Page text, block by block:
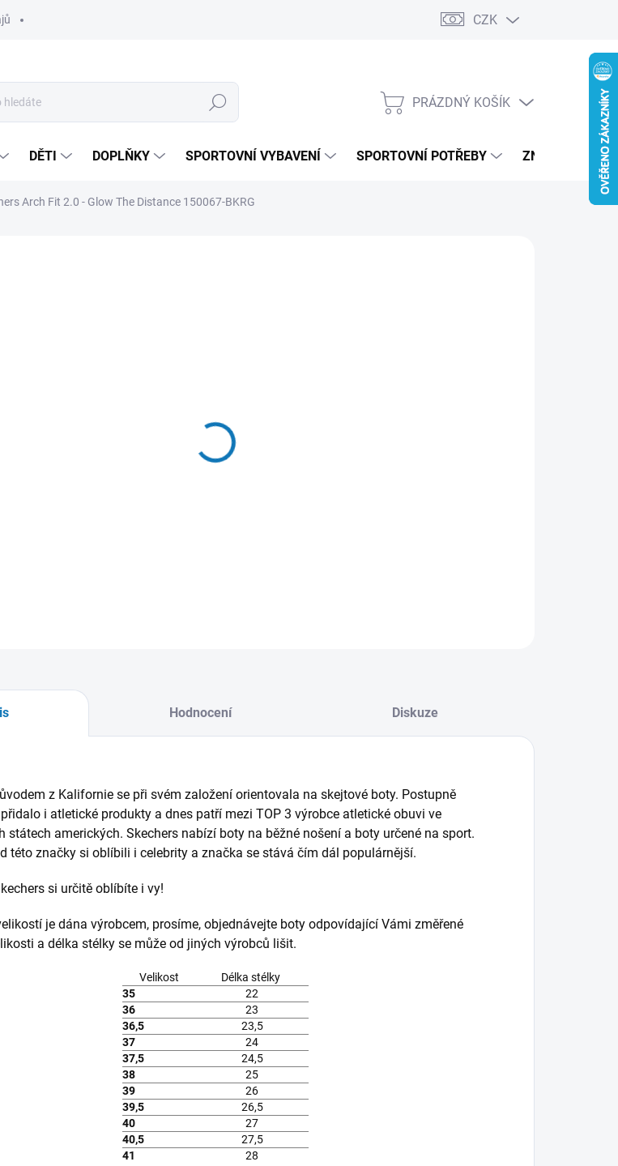
CZK
Hledat
NÁKUPNÍ
PRÁZDNÝ KOŠÍK
DĚTI DOPLŇKY SPORTOVNÍ VYBAVENÍ SPORTOVNÍ POTŘEBY ZNAČKY
Arch Fit 2.0 - Glow The Distance 150067-BKRG
MŮŽEME DORUČIT DO:
Hodnocení Diskuze
z Kalifornie se při svém založení orientovala na skejtové boty. Postupně
i atletické produkty a dnes patří mezi TOP 3 výrobce atletické obuvi ve
státech amerických. Skechers nabízí boty na běžné nošení a boty určené na sport.
této značky si oblíbili i celebrity a značka se stává čím dál populárnější.
si určitě oblíbíte i vy!
je dána výrobcem, prosíme, objednávejte boty odpovídající Vámi změřené
a délka stélky se může od jiných výrobců lišit.
Velikost
Délka stélky
35
22
36
23
36,5
23,5
37
24
37,5
24,5
38
25
39
26
39,5
26,5
40
27
40,5
27,5
41
28